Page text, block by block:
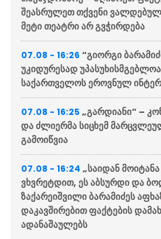
შეასრულეთ თქვენი
მეტი თეატრი არ გვჭირდება
07.08 - 16:26 “გიორგი
უკიდურესად
საქართველოს ეროვნულ
07.08 - 16:25 „გარდიანი“ –
და ძლიერმა სიცხემ
გამოიწვია
07.08 - 16:24 „საიდან
ვხვრეტდით, ეს აბსურდი და
ზაქარეიშვილი ბარამიძეს
დაკავშირებით ფაქტების
ადანაშაულებს